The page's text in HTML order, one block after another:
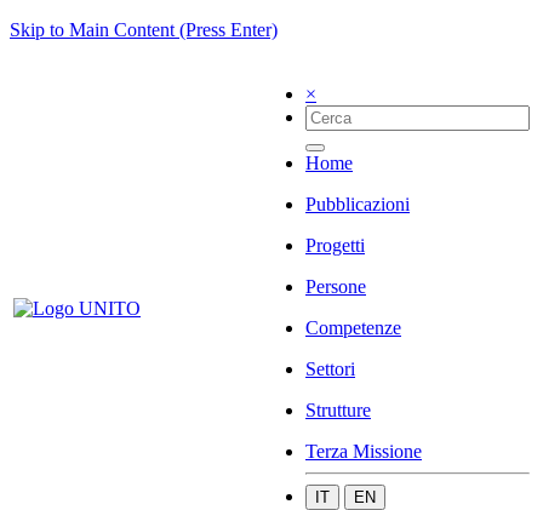
Skip to Main Content (Press Enter)
×
Home
Pubblicazioni
Progetti
Persone
Competenze
Settori
Strutture
Terza Missione
IT EN